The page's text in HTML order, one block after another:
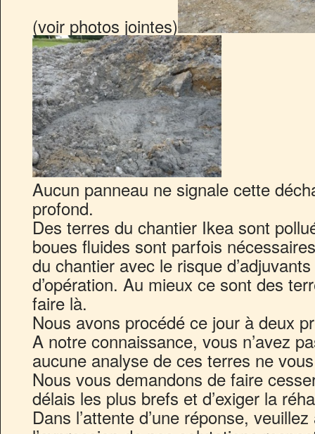
(voir photos jointes)
Aucun panneau ne signale cette
profond.
Des terres du chantier Ikea sont
boues fluides sont parfois
du chantier avec le risque
d’opération. Au mieux ce sont des
faire là.
Nous avons procédé ce jour à deux
A notre connaissance, vous n’avez
aucune analyse de ces terres ne
Nous vous demandons de faire
délais les plus brefs et d’exiger la
Dans l’attente d’une réponse,